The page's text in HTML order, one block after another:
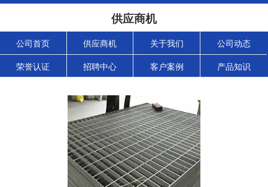
供应商机
公司首页 供应商机 关于我们 公司动态
荣誉认证 招聘中心 客户案例 产品知识